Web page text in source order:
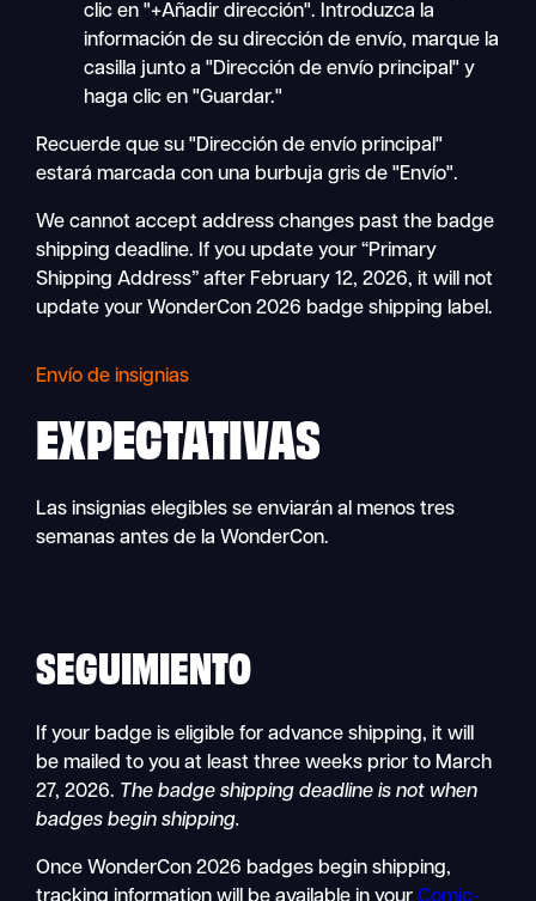
clic en "+Añadir dirección". Introduzca la
información de su dirección de envío, marque la
casilla junto a "Dirección de envío principal" y
haga clic en "Guardar."
Recuerde que su "Dirección de envío principal"
estará marcada con una burbuja gris de "Envío".
We cannot accept address changes past the badge
shipping deadline. If you update your “Primary
Shipping Address” after February 12, 2026, it will not
update your WonderCon 2026 badge shipping label.
Envío de insignias
EXPECTATIVAS
Las insignias elegibles se enviarán al menos tres
semanas antes de la WonderCon.
SEGUIMIENTO
If your badge is eligible for advance shipping, it will
be mailed to you at least three weeks prior to March
27, 2026. The badge shipping deadline is not when
badges begin shipping.
Once WonderCon 2026 badges begin shipping,